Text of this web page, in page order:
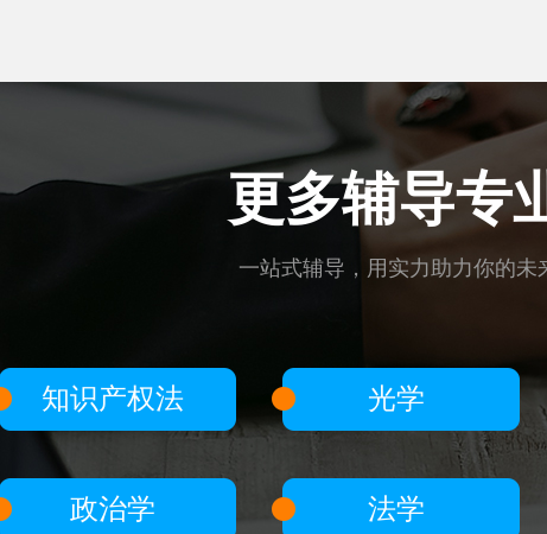
更多辅导专
一站式辅导，用实力助力你的未
知识产权法 光学
政治学 法学